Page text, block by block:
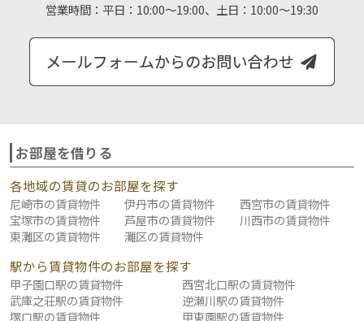
営業時間： 平日：10:00～19:00、土日：10:00～19:30
お部屋を借りる
各地域の賃貸のお部屋を探す
尼崎市の賃貸物件 伊丹市の賃貸物件
西宮市の賃貸物件
宝塚市の賃貸物件
芦屋市の賃貸物件
川西市の賃貸物件
東灘区の賃貸物件
灘区の賃貸物件
駅から賃貸物件のお部屋を探す
甲子園口駅の賃貸物件
西宮北口駅の賃貸物件
武庫之荘駅の賃貸物件
逆瀬川駅の賃貸物件
塚口駅の賃貸物件
甲東園駅の賃貸物件